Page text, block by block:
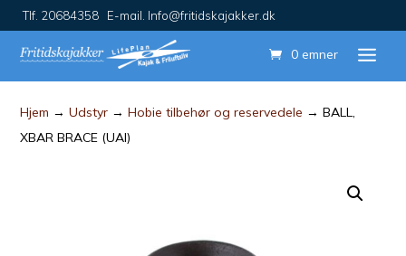
Tlf. 20684358 E-mail. Info@fritidskajakker.dk
0 emner
Hjem →Udstyr →Hobie tilbehør og reservedele → BALL,
XBAR BRACE (UAI)